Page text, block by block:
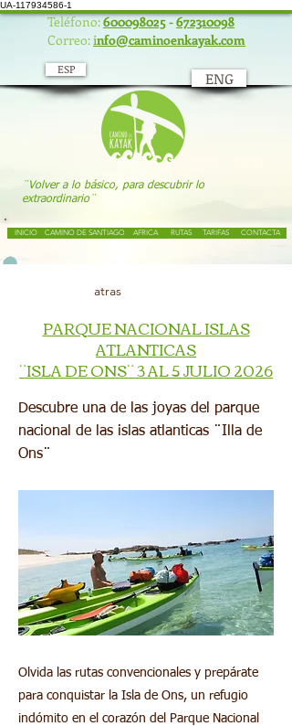
UA-117934586-1
Teléfono:600098025-672310098
Correo:info@caminoenkayak.com
ESP ENG
¨Volver a lo básico, para descubrir lo
extraordinario¨
INICIO CAMINO DE SANTIAGO AFRICA RUTAS TARIFAS CONTACTA
atras
PARQUE NACIONAL ISLAS
ATLANTICAS
¨ISLA DE ONS¨ 3 AL 5 JULIO 2026
Descubre una de las joyas del parque
nacional de las islas atlanticas ¨Illa de
Ons¨
Olvida las rutas convencionales y prepárate
para conquistar la Isla de Ons, un refugio
indómito en el corazón del Parque Nacional